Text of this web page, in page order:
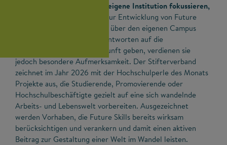
Weil sie sich oft nur auf die eigene Institution fokussieren,
bleiben innovative Projekte zur Entwicklung von Future
Skills an Hochschulen häufig über den eigenen Campus
hinaus unbekannt. Weil sie Antworten auf die
Herausforderungen der Zukunft geben, verdienen sie
jedoch besondere Aufmerksamkeit. Der Stifterverband
zeichnet im Jahr 2026 mit der Hochschulperle des Monats
Projekte aus, die Studierende, Promovierende oder
Hochschulbeschäftigte gezielt auf eine sich wandelnde
Arbeits- und Lebenswelt vorbereiten. Ausgezeichnet
werden Vorhaben, die Future Skills bereits wirksam
berücksichtigen und verankern und damit einen aktiven
Beitrag zur Gestaltung einer Welt im Wandel leisten.